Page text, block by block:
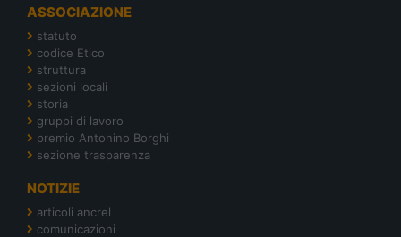
ASSOCIAZIONE
statuto
codice Etico
struttura
sezioni locali
storia
gruppi di lavoro
premio Antonino Borghi
sezione trasparenza
NOTIZIE
articoli ancrel
comunicazioni